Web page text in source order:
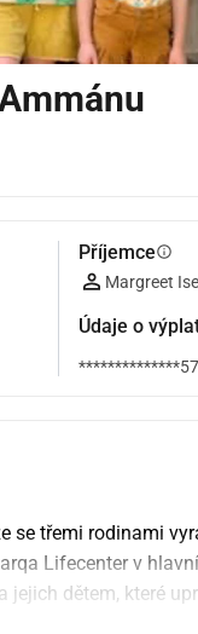
Příjemceinfo
Margreet
Údaje o
se třemi rodinami
Lifecenter v
dětem, které